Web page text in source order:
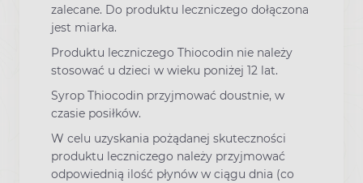
zalecane. Do produktu leczniczego dołączona
jest miarka.
Produktu leczniczego Thiocodin nie należy
stosować u dzieci w wieku poniżej 12 lat.
Syrop Thiocodin przyjmować doustnie, w
czasie posiłków.
W celu uzyskania pożądanej skuteczności
produktu leczniczego należy przyjmować
odpowiednią ilość płynów w ciągu dnia (co